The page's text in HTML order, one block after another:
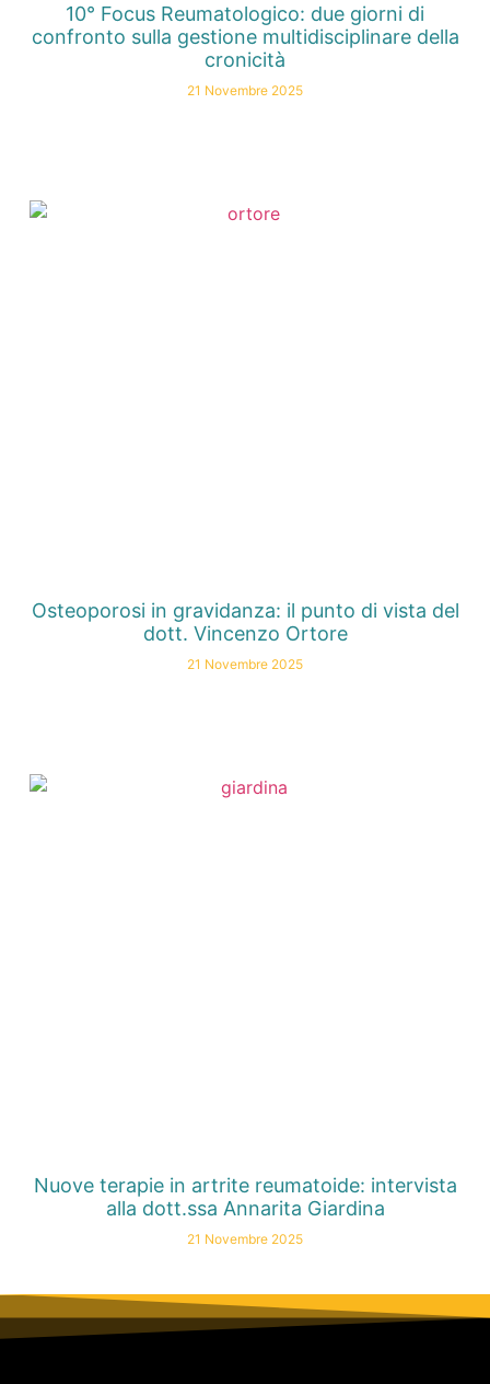
10° Focus Reumatologico: due giorni di
confronto sulla gestione multidisciplinare della
cronicità
21 Novembre 2025
Osteoporosi in gravidanza: il punto di vista del
dott. Vincenzo Ortore
21 Novembre 2025
Nuove terapie in artrite reumatoide: intervista
alla dott.ssa Annarita Giardina
21 Novembre 2025